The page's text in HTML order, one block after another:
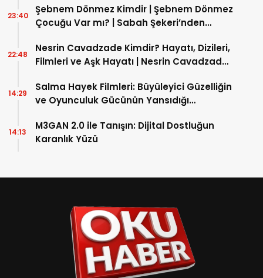
Şebnem Dönmez Kimdir | Şebnem Dönmez
Çocuğu Var mı? | Sabah Şekeri’nden
23:40
Nesrin Cavadzade Kimdir? Hayatı, Dizileri,
Filmleri ve Aşk Hayatı | Nesrin Cavadzade
22:48
Salma Hayek Filmleri: Büyüleyici Güzelliğin
ve Oyunculuk Gücünün Yansıdığı
14:29
M3GAN 2.0 ile Tanışın: Dijital Dostluğun
Karanlık Yüzü
14:13